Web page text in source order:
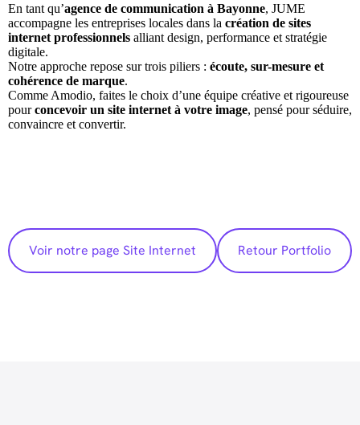
En tant qu’agence de communication à Bayonne, JUME
accompagne les entreprises locales dans la création de sites
internet professionnels alliant design, performance et stratégie
digitale.
Notre approche repose sur trois piliers : écoute, sur-mesure et
cohérence de marque.
Comme Amodio, faites le choix d’une équipe créative et rigoureuse
pourconcevoir un site internet à votre image, pensé pour séduire,
convaincre et convertir.
Retour Portfolio
Voir notre page Site Internet